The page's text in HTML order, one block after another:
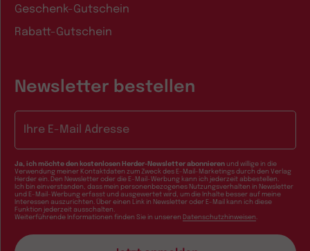
Geschenk-Gutschein
Rabatt-Gutschein
Newsletter bestellen
Ja, ich möchte den kostenlosen Herder-Newsletter abonnieren und willige in die
Verwendung meiner Kontaktdaten zum Zweck des E-Mail-Marketings durch den Verlag
Herder ein. Den Newsletter oder die E-Mail-Werbung kann ich jederzeit abbestellen.
Ich bin einverstanden, dass mein personenbezogenes Nutzungsverhalten in Newsletter
und E-Mail-Werbung erfasst und ausgewertet wird, um die Inhalte besser auf meine
Interessen auszurichten. Über einen Link in Newsletter oder E-Mail kann ich diese
Funktion jederzeit ausschalten.
Weiterführende Informationen finden Sie in unseren Datenschutzhinweisen